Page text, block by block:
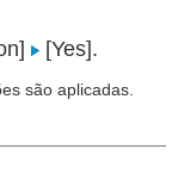
[Yes].
são aplicadas.